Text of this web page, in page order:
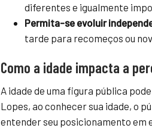
diferentes e igualmente
Permita-se evoluir
tarde para recomeços ou
Como a idade impacta a
A idade de uma figura pública
Lopes, ao conhecer sua idade, o
entender seu posicionamento em